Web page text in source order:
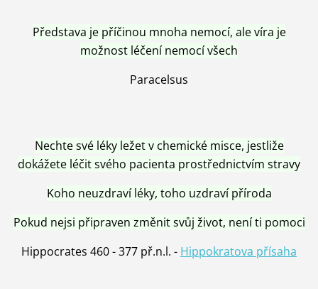
Představa je příčinou mnoha nemocí, ale víra je
možnost léčení nemocí všech
Paracelsus
Nechte své léky ležet v chemické misce, jestliže
dokážete léčit svého pacienta prostřednictvím stravy
Koho neuzdraví léky, toho uzdraví příroda
Pokud nejsi připraven změnit svůj život, není ti pomoci
Hippocrates 460 - 377 př.n.l. - Hippokratova přísaha